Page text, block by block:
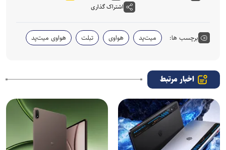
اشتراک گذاری
برچسب ها: میت‌پد هواوی تبلت هواوی میت‌پد
اخبار مرتبط